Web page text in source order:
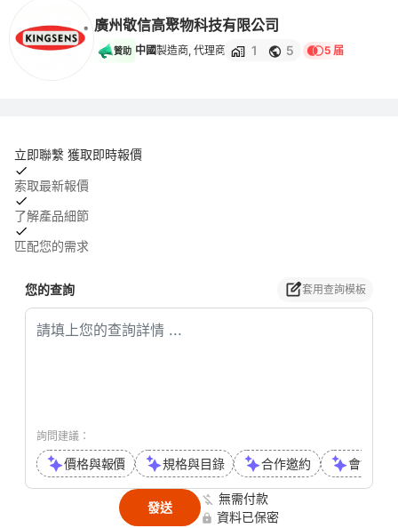
廣州敬信高聚物科技有限公司
贊助 中國製造商, 代理商 1 5 5 届
立即聯繫 獲取即時報價
索取最新報價
了解產品細節
匹配您的需求
您的查詢 套用查詢模板
詢問建議：
價格與報價 規格與目錄 合作邀約 會議或
發送
無需付款
資料已保密